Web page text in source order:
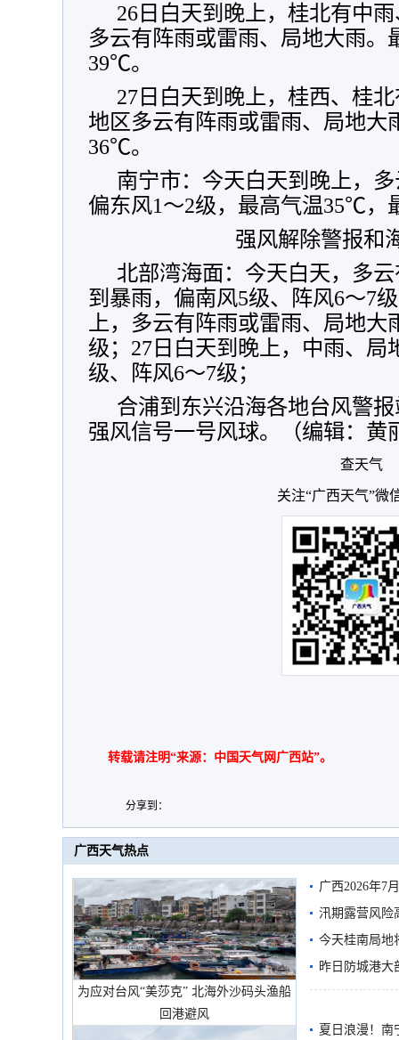
26日白天到晚上，桂北有中
多云有阵雨或雷雨、局地大雨。
39℃。
27日白天到晚上，桂西、桂
地区多云有阵雨或雷雨、局地大
36℃。
南宁市：今天白天到晚上，
偏东风1～2级，最高气温35℃，
强风解除警报和
北部湾海面：今天白天，多
到暴雨，偏南风5级、阵风6～7
上，多云有阵雨或雷雨、局地
级；27日白天到晚上，中雨、局
级、阵风6～7级；
合浦到东兴沿海各地台风警
强风信号一号风球。（编辑：黄
查天气
关注“广西天气”微
转载请注明“来源：中国天气网广西站”。
分享到：
广西天气热点
为应对台风“美莎克” 北海外沙码头渔船
回港避风
广西2026年7
汛期露营风险
今天桂南局地
需继续防范
昨日防城港大
雨
夏日浪漫！南